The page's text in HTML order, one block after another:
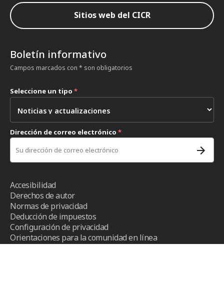
Sitios web del CICR
Boletín informativo
Campos marcados con * son obligatorios
Seleccione un tipo *
Dirección de correo electrónico *
Accesibilidad
Derechos de autor
Normas de privacidad
Deducción de impuestos
Configuración de privacidad
Orientaciones para la comunidad en línea